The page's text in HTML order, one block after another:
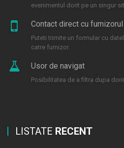
evenimentul dorit pe un singur
Contact direct cu furnizorul
Puteti trimite un formular cu
catre furnizor.
Usor de navigat
Posibilitatea de a filtra dupa
LISTATE RECENT